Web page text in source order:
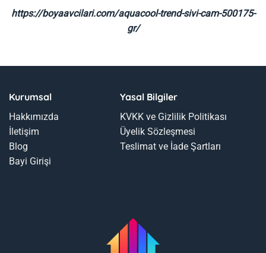
https://boyaavcilari.com/aquacool-trend-sivi-cam-500175-
gr/
Kurumsal
Hakkımızda
İletişim
Blog
Bayi Girişi
Yasal Bilgiler
KVKK ve Gizlilik Politikası
Üyelik Sözleşmesi
Teslimat ve İade Şartları